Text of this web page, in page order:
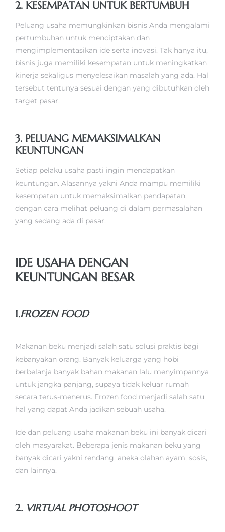
2. KESEMPATAN UNTUK BERTUMBUH
Peluang usaha memungkinkan bisnis Anda mengalami
pertumbuhan untuk menciptakan dan
mengimplementasikan ide serta inovasi. Tak hanya itu,
bisnis juga memiliki kesempatan untuk meningkatkan
kinerja sekaligus menyelesaikan masalah yang ada. Hal
tersebut tentunya sesuai dengan yang dibutuhkan oleh
target pasar.
3. PELUANG MEMAKSIMALKAN
KEUNTUNGAN
Setiap pelaku usaha pasti ingin mendapatkan
keuntungan. Alasannya yakni Anda mampu memiliki
kesempatan untuk memaksimalkan pendapatan,
dengan cara melihat peluang di dalam permasalahan
yang sedang ada di pasar.
IDE USAHA DENGAN
KEUNTUNGAN BESAR
1.FROZEN FOOD
Makanan beku menjadi salah satu solusi praktis bagi
kebanyakan orang. Banyak keluarga yang hobi
berbelanja banyak bahan makanan lalu menyimpannya
untuk jangka panjang, supaya tidak keluar rumah
secara terus-menerus. Frozen food menjadi salah satu
hal yang dapat Anda jadikan sebuah usaha.
Ide dan peluang usaha makanan beku ini banyak dicari
oleh masyarakat. Beberapa jenis makanan beku yang
banyak dicari yakni rendang, aneka olahan ayam, sosis,
dan lainnya.
2. VIRTUAL PHOTOSHOOT